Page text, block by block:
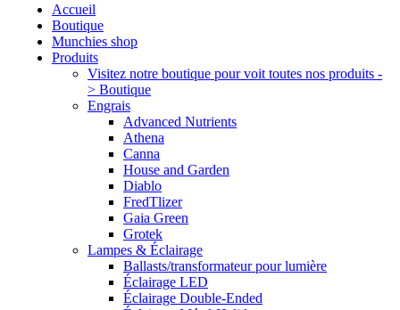
Accueil
Boutique
Munchies shop
Produits
Visitez notre boutique pour voit toutes nos produits -
> Boutique
Engrais
Advanced Nutrients
Athena
Canna
House and Garden
Diablo
FredTlizer
Gaia Green
Grotek
Lampes & Éclairage
Ballasts/transformateur pour lumière
Éclairage LED
Éclairage Double-Ended